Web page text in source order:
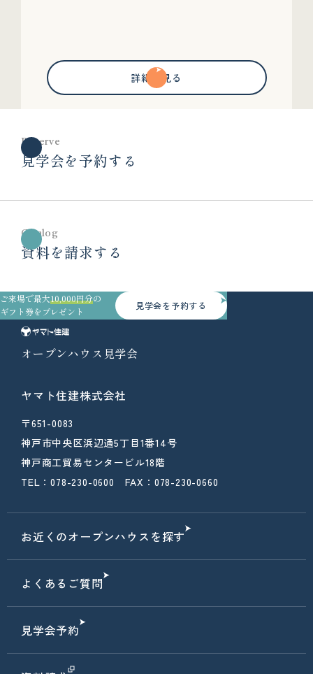
詳細を見る
Reserve
見学会を予約する
Catalog
資料を請求する
ご来場で最大10,000円分の
ギフト券をプレゼント
見学会を予約する
オープンハウス見学会
ヤマト住建株式会社
〒651-0083
神戸市中央区浜辺通5丁目1番14号
神戸商工貿易センタービル18階
TEL：078-230-0600 FAX：078-230-0660
お近くのオープンハウスを探す
よくあるご質問
見学会予約